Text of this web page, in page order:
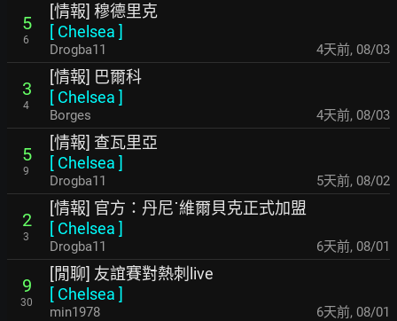
5
6
[情報] 穆德里克
[ Chelsea ]
Drogba11 4天前, 08/03
3
4
[情報] 巴爾科
[ Chelsea ]
Borges 4天前, 08/03
5
9
[情報] 查瓦里亞
[ Chelsea ]
Drogba11 5天前, 08/02
2
3
[情報] 官方：丹尼˙維爾貝克正式加盟
[ Chelsea ]
Drogba11 6天前, 08/01
9
30
[閒聊] 友誼賽對熱刺live
[ Chelsea ]
min1978 6天前, 08/01